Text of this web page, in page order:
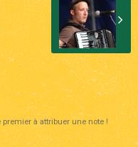
premier à attribuer une note !